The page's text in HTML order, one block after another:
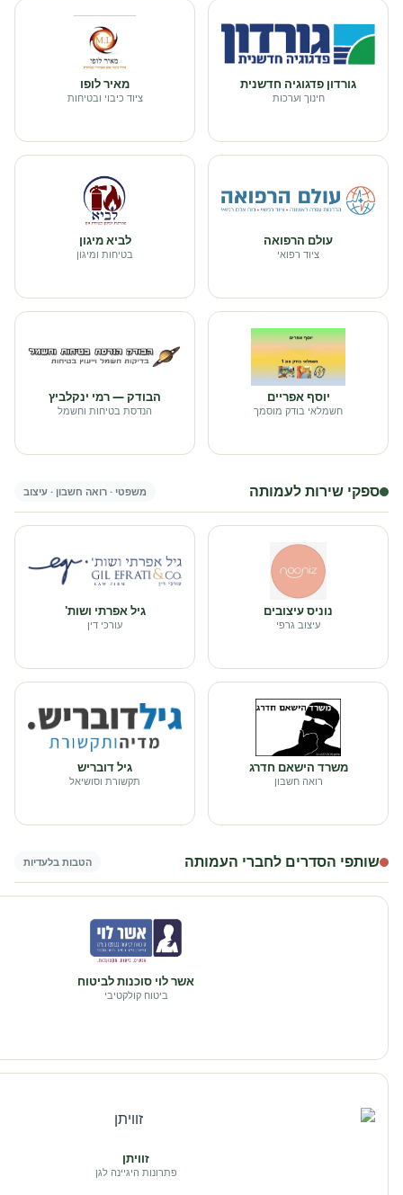
גורדון פדגוגיה חדשנית
חינוך וערכות
מאיר לופו
ציוד כיבוי ובטיחות
עולם הרפואה
ציוד רפואי
לביא מיגון
בטיחות ומיגון
יוסף אפריים
חשמלאי בודק מוסמך
הבודק — רמי ינקלביץ
הנדסת בטיחות וחשמל
ספקי שירות לעמותה משפטי · רואה חשבון · עיצוב
נוניס עיצובים
עיצוב גרפי
גיל אפרתי ושות'
עורכי דין
משרד הישאם חדרג
רואה חשבון
גיל דובריש
תקשורת וסושיאל
שותפי הסדרים לחברי העמותה הטבות בלעדיות
אשר לוי סוכנות לביטוח
ביטוח קולקטיבי
זוויתן
פתרונות היגיינה לגן